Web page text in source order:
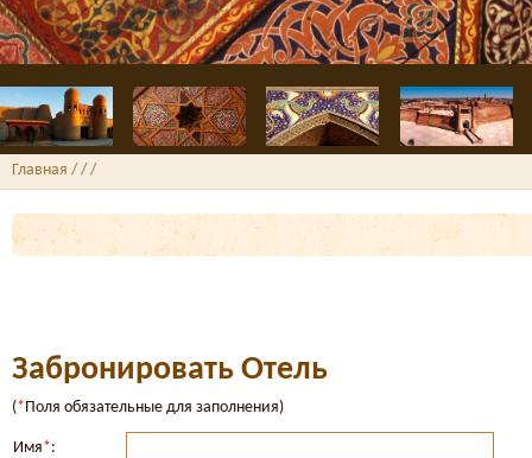
Главная / / /
Забронировать Отель
(*Поля обязательные для заполнения)
Имя*: